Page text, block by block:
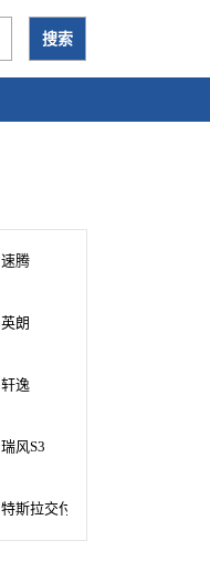
速腾
英朗
轩逸
瑞风S3
特斯拉交付进度查询